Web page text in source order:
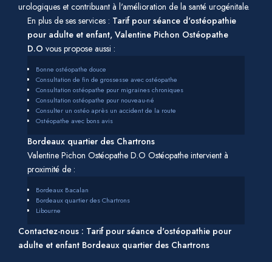
urologiques et contribuant à l'amélioration de la santé urogénitale.
En plus de ses services : Tarif pour séance d'ostéopathie
pour adulte et enfant, Valentine Pichon Ostéopathe
D.O vous propose aussi :
Bonne ostéopathe douce
Consultation de fin de grossesse avec ostéopathe
Consultation ostéopathe pour migraines chroniques
Consultation ostéopathe pour nouveau-né
Consulter un ostéo après un accident de la route
Ostéopathe avec bons avis
Bordeaux quartier des Chartrons
Valentine Pichon Ostéopathe D.O Ostéopathe intervient à
proximité de :
Bordeaux Bacalan
Bordeaux quartier des Chartrons
Libourne
Contactez-nous : Tarif pour séance d'ostéopathie pour
adulte et enfant Bordeaux quartier des Chartrons